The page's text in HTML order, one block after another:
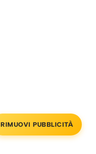
RIMUOVI PUBBLICITÀ